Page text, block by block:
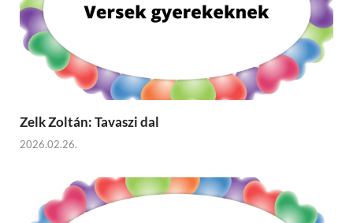
Zelk Zoltán: Tavaszi dal
2026.02.26.